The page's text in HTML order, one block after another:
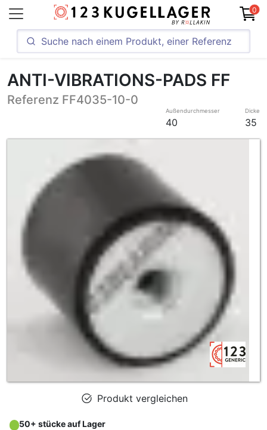
0
ANTI-VIBRATIONS-PADS FF
Referenz FF4035-10-0
Außendurchmesser
40
Dicke
35
Produkt vergleichen
50+ stücke auf Lager